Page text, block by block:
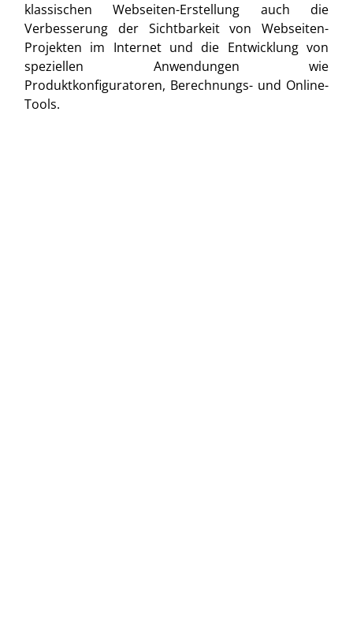
klassischen Webseiten-Erstellung auch die
Verbesserung der Sichtbarkeit von Webseiten-
Projekten im Internet und die Entwicklung von
speziellen Anwendungen wie
Produktkonfiguratoren, Berechnungs- und Online-
Tools.